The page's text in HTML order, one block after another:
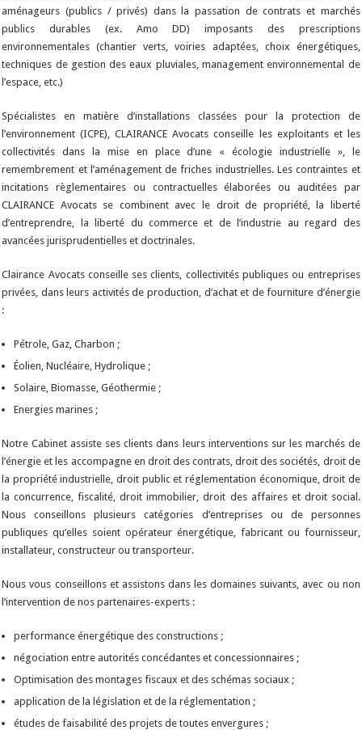
aménageurs (publics / privés) dans la passation de contrats et marchés
publics durables (ex. Amo DD) imposants des prescriptions
environnementales (chantier verts, voiries adaptées, choix énergétiques,
techniques de gestion des eaux pluviales, management environnemental de
l’espace, etc.)
Spécialistes en matière d’installations classées pour la protection de
l’environnement (ICPE), CLAIRANCE Avocats conseille les exploitants et les
collectivités dans la mise en place d’une « écologie industrielle », le
remembrement et l’aménagement de friches industrielles. Les contraintes et
incitations règlementaires ou contractuelles élaborées ou auditées par
CLAIRANCE Avocats se combinent avec le droit de propriété, la liberté
d’entreprendre, la liberté du commerce et de l’industrie au regard des
avancées jurisprudentielles et doctrinales.
Clairance Avocats conseille ses clients, collectivités publiques ou entreprises
privées, dans leurs activités de production, d’achat et de fourniture d’énergie
:
Pétrole, Gaz, Charbon ;
Éolien, Nucléaire, Hydrolique ;
Solaire, Biomasse, Géothermie ;
Energies marines ;
Notre Cabinet assiste ses clients dans leurs interventions sur les marchés de
l’énergie et les accompagne en droit des contrats, droit des sociétés, droit de
la propriété industrielle, droit public et réglementation économique, droit de
la concurrence, fiscalité, droit immobilier, droit des affaires et droit social.
Nous conseillons plusieurs catégories d’entreprises ou de personnes
publiques qu’elles soient opérateur énergétique, fabricant ou fournisseur,
installateur, constructeur ou transporteur.
Nous vous conseillons et assistons dans les domaines suivants, avec ou non
l’intervention de nos partenaires-experts :
performance énergétique des constructions ;
négociation entre autorités concédantes et concessionnaires ;
Optimisation des montages fiscaux et des schémas sociaux ;
application de la législation et de la réglementation ;
études de faisabilité des projets de toutes envergures ;